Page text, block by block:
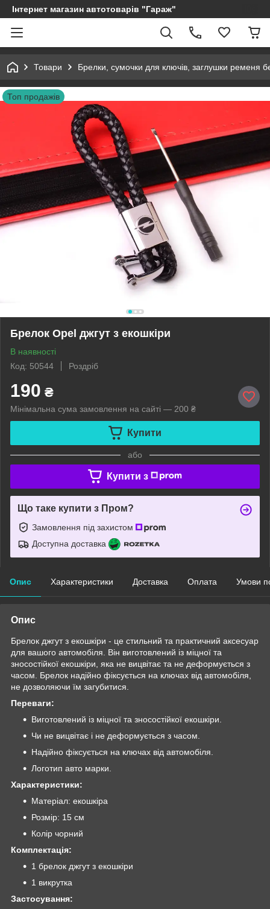
Інтернет магазин автотоварів "Гараж"
Товари Брелки, сумочки для ключів, заглушки ременя
Топ продажів
Брелок Opel джгут з екошкіри
В наявності
Код: 50544
Роздріб
190 ₴
Мінімальна сума замовлення на сайті — 200 ₴
Купити
або
Купити з
Що таке купити з Пром?
Замовлення під захистом
Доступна доставка
Опис Характеристики Доставка Оплата Умови
Опис
Брелок джгут з екошкіри - це стильний та практичний аксесуар
для вашого автомобіля. Він виготовлений із міцної та
зносостійкої екошкіри, яка не вицвітає та не деформується з
часом. Брелок надійно фіксується на ключах від автомобіля,
не дозволяючи їм загубитися.
Переваги:
Виготовлений із міцної та зносостійкої екошкіри.
Чи не вицвітає і не деформується з часом.
Надійно фіксується на ключах від автомобіля.
Логотип авто марки.
Характеристики:
Матеріал: екошкіра
Розмір: 15 см
Колір чорний
Комплектація:
1 брелок джгут з екошкіри
1 викрутка
Застосування: